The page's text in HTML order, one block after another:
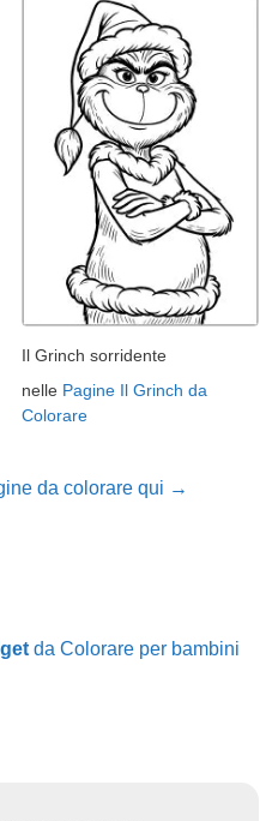
Il Grinch sorridente
nelle Pagine Il Grinch da
Colorare
da colorare qui →
da Colorare per bambini